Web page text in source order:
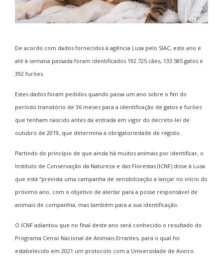
De acordo com dados fornecidos à agência Lusa pelo SIAC, este ano e
até à semana passada foram identificados 192.725 cães, 133.585 gatos e
392 furões.
Estes dados foram pedidos quando passa um ano sobre o fim do
período transitório de 36 meses para a identificação de gatos e furões
que tenham nascido antes da entrada em vigor do decreto-lei de
outubro de 2019, que determina a obrigatoriedade de registo.
Partindo do princípio de que ainda há muitos animais por identificar, o
Instituto de Conservação da Natureza e das Florestas (ICNF) disse à Lusa
que está “prevista uma campanha de sensibilização a lançar no início do
próximo ano, com o objetivo de alertar para a posse responsável de
animais de companhia, mas também para a sua identificação.
O ICNF adiantou que no final deste ano será conhecido o resultado do
Programa Censo Nacional de Animais Errantes, para o qual foi
estabelecido em 2021 um protocolo com a Universidade de Aveiro.